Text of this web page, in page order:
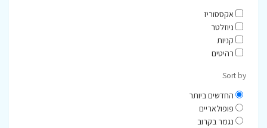
אקססוריז
ניוזלטר
קניות
רהיטים
Sort by
החדשים ביותר
פופולאריים
נגמר בקרוב